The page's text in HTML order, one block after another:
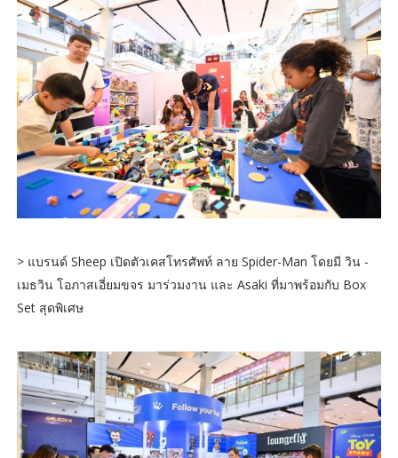
> แบรนด์ Sheep เปิดตัวเคสโทรศัพท์ ลาย Spider-Man โดยมี วิน -
เมธวิน โอภาสเอี่ยมขจร มาร่วมงาน และ Asaki ที่มาพร้อมกับ Box
Set สุดพิเศษ